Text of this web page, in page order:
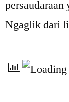
Ngaglik dari